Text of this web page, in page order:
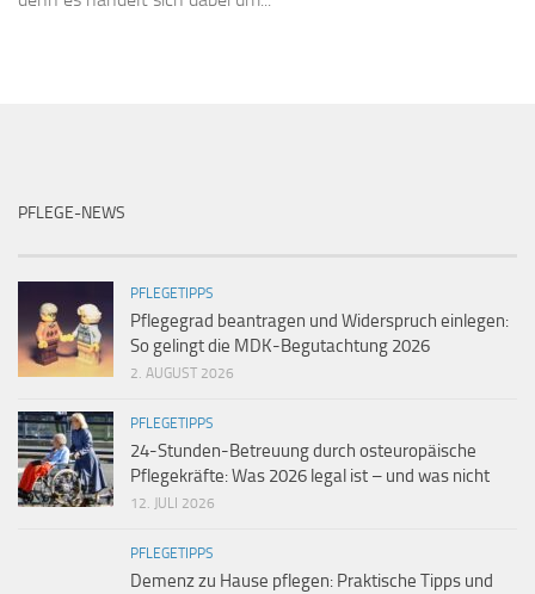
PFLEGE-NEWS
PFLEGETIPPS
Pflegegrad beantragen und Widerspruch einlegen:
So gelingt die MDK-Begutachtung 2026
2. AUGUST 2026
PFLEGETIPPS
24-Stunden-Betreuung durch osteuropäische
Pflegekräfte: Was 2026 legal ist – und was nicht
12. JULI 2026
PFLEGETIPPS
Demenz zu Hause pflegen: Praktische Tipps und